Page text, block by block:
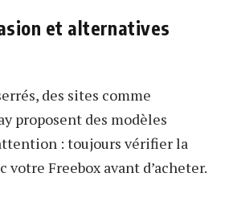
et alternatives
des sites comme
proposent des modèles
: toujours vérifier la
Freebox avant d’acheter.